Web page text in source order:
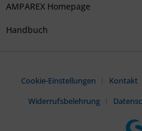
AMPAREX Homepage
Handbuch
Cookie-Einstellungen Kontakt
Widerrufsbelehrung